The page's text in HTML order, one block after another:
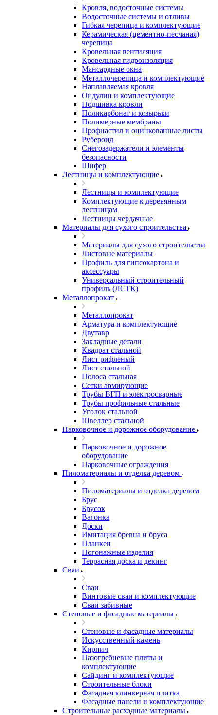
Кровля, водосточные системы
Водосточные системы и отливы
Гибкая черепица и комплектующие
Керамическая (цементно-песчаная)
черепица
Кровельная вентиляция
Кровельная гидроизоляция
Мансардные окна
Металлочерепица и комплектующие
Наплавляемая кровля
Ондулин и комплектующие
Подшивка кровли
Поликарбонат и козырьки
Полимерные мембраны
Профнастил и оцинкованные листы
Рубероид
Снегозадержатели и элементы
безопасности
Шифер
Лестницы и комплектующие
Лестницы и комплектующие
Комплектующие к деревянным
лестницам
Лестницы чердачные
Материалы для сухого строительства
Материалы для сухого строительства
Листовые материалы
Профиль для гипсокартона и
аксессуары
Универсальный строительный
профиль (ЛСТК)
Металлопрокат
Металлопрокат
Арматура и комплектующие
Двутавр
Закладные детали
Квадрат стальной
Лист рифленый
Лист стальной
Полоса стальная
Сетки армирующие
Трубы ВГП и электросварные
Трубы профильные стальные
Уголок стальной
Швеллер стальной
Парковочное и дорожное оборудование
Парковочное и дорожное
оборудование
Парковочные ограждения
Пиломатериалы и отделка деревом
Пиломатериалы и отделка деревом
Брус
Брусок
Вагонка
Доски
Имитация бревна и бруса
Планкен
Погонажные изделия
Террасная доска и декинг
Сваи
Сваи
Винтовые сваи и комплектующие
Сваи забивные
Стеновые и фасадные материалы
Стеновые и фасадные материалы
Искусственный камень
Кирпич
Пазогребневые плиты и
комплектующие
Сайдинг и комплектующие
Строительные блоки
Фасадная клинкерная плитка
Фасадные панели и комплектующие
Строительные расходные материалы